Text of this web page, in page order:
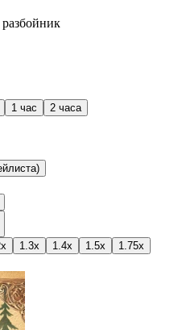
1 час
2 часа
1.3x 1.4x 1.5x
1.75x